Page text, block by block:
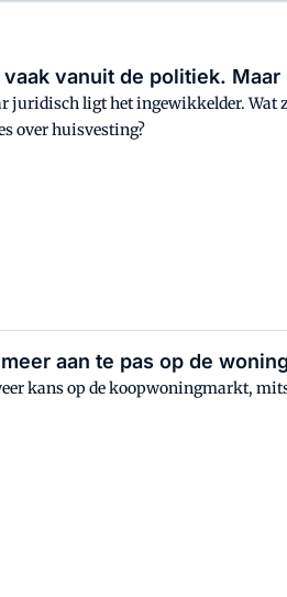
vanuit de politiek. Maar
ligt het ingewikkelder. Wat
over huisvesting?
aan te pas op de
kans op de koopwoningmarkt,